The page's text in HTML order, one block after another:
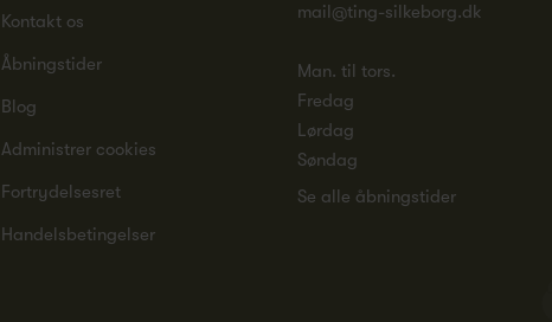
Kontakt os
Åbningstider
Blog
Administrer cookies
Fortrydelsesret
Handelsbetingelser
mail@ting-silkeborg.dk
Man. til tors.
Fredag
Lørdag
Søndag
Se alle åbningstider